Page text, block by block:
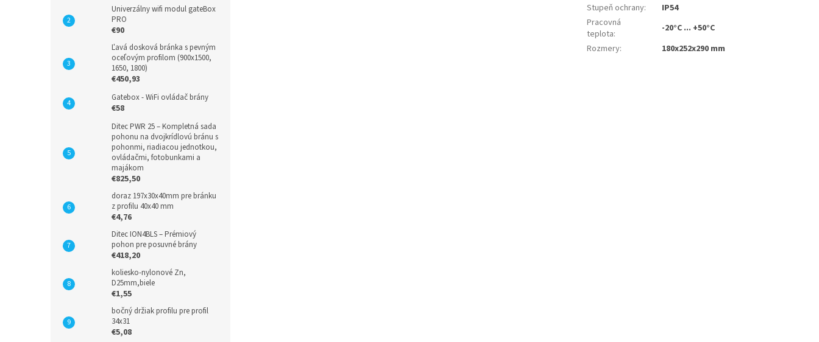
Univerzálny wifi modul gateBox
PRO
€90
Ľavá dosková bránka s pevným
oceľovým profilom (900x1500,
1650, 1800)
€450,93
Gatebox - WiFi ovládač brány
€58
Ditec PWR 25 – Kompletná sada
pohonu na dvojkrídlovú bránu s
pohonmi, riadiacou jednotkou,
ovládačmi, fotobunkami a
majákom
€825,50
doraz 197x30x40mm pre bránku
z profilu 40x40 mm
€4,76
Ditec ION4BLS – Prémiový
pohon pre posuvné brány
€418,20
koliesko-nylonové Zn,
D25mm,biele
€1,55
bočný držiak profilu pre profil
34x31
€5,08
Stupeň ochrany:
IP54
Pracovná
teplota:
-20°C ... +50°C
Rozmery: 180x252x290 mm